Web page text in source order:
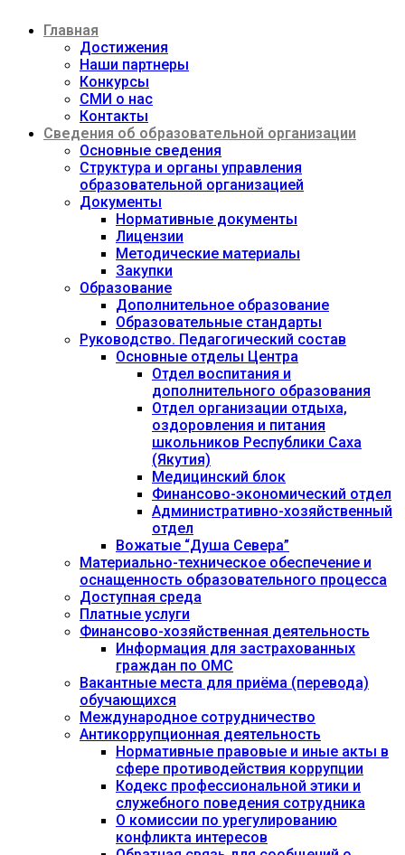
содержимому
Главная
Достижения
Наши партнеры
Конкурсы
СМИ о нас
Контакты
Сведения об образовательной организации
Основные сведения
Структура и органы управления
образовательной организацией
Документы
Нормативные документы
Лицензии
Методические материалы
Закупки
Образование
Дополнительное образование
Образовательные стандарты
Руководство. Педагогический состав
Основные отделы Центра
Отдел воспитания и
дополнительного образования
Отдел организации отдыха,
оздоровления и питания
школьников Республики Саха
(Якутия)
Медицинский блок
Финансово-экономический отдел
Административно-хозяйственный
отдел
Вожатые “Душа Севера”
Материально-техническое обеспечение и
оснащенность образовательного процесса
Доступная среда
Платные услуги
Финансово-хозяйственная деятельность
Информация для застрахованных
граждан по ОМС
Вакантные места для приёма (перевода)
обучающихся
Международное сотрудничество
Антикоррупционная деятельность
Нормативные правовые и иные акты в
сфере противодействия коррупции
Кодекс профессиональной этики и
служебного поведения сотрудника
О комиссии по урегулированию
конфликта интересов